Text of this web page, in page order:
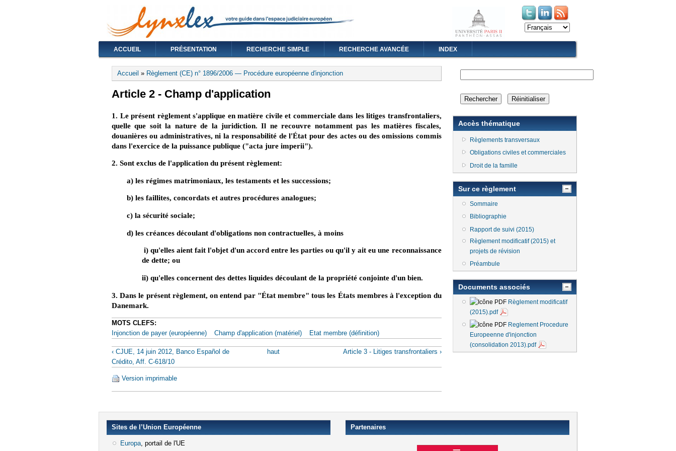
(le lien est externe)
(le lien est externe)
ACCUEIL PRÉSENTATION RECHERCHE SIMPLE RECHERCHE AVANCÉE INDEX
Vous êtes ici
Accueil » Règlement (CE) n° 1896/2006 — Procédure européenne d'injonction
Article 2 - Champ d'application
1. Le présent règlement s'applique en matière civile et commerciale dans les litiges transfrontaliers,
quelle que soit la nature de la juridiction. Il ne recouvre notamment pas les matières fiscales,
douanières ou administratives, ni la responsabilité de l'État pour des actes ou des omissions commis
dans l'exercice de la puissance publique ("acta jure imperii").
2. Sont exclus de l'application du présent règlement:
a) les régimes matrimoniaux, les testaments et les successions;
b) les faillites, concordats et autres procédures analogues;
c) la sécurité sociale;
d) les créances découlant d'obligations non contractuelles, à moins
i) qu'elles aient fait l'objet d'un accord entre les parties ou qu'il y ait eu une reconnaissance
de dette; ou
ii) qu'elles concernent des dettes liquides découlant de la propriété conjointe d'un bien.
3. Dans le présent règlement, on entend par "État membre" tous les États membres à l'exception du
Danemark.
MOTS CLEFS:
Injonction de payer (européenne)
Champ d'application (matériel) Etat membre (définition)
‹ CJUE, 14 juin 2012, Banco Español de
Crédito, Aff. C-618/10
haut Article 3 - Litiges transfrontaliers ›
Version imprimable
Accès thématique
Règlements transversaux
Obligations civiles et commerciales
Droit de la famille
Sur ce règlement
Sommaire
Bibliographie
Rapport de suivi (2015)
Règlement modificatif (2015) et
projets de révision
Préambule
Documents associés
Règlement modificatif
(2015).pdf
Reglement Procedure
Europeenne d'injonction
(consolidation 2013).pdf
Sites de l’Union Européenne
Europa(le lien est externe)
, portail de l'UE
Partenaires